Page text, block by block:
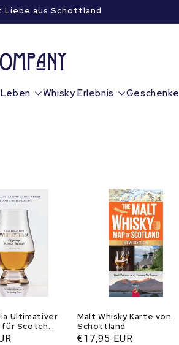
Liebe aus Schottland
Whisky Erlebnis Geschenke
Ultimativer
Scotch
Malt Whisky Karte von
Schottland
Normaler
€17,95 EUR